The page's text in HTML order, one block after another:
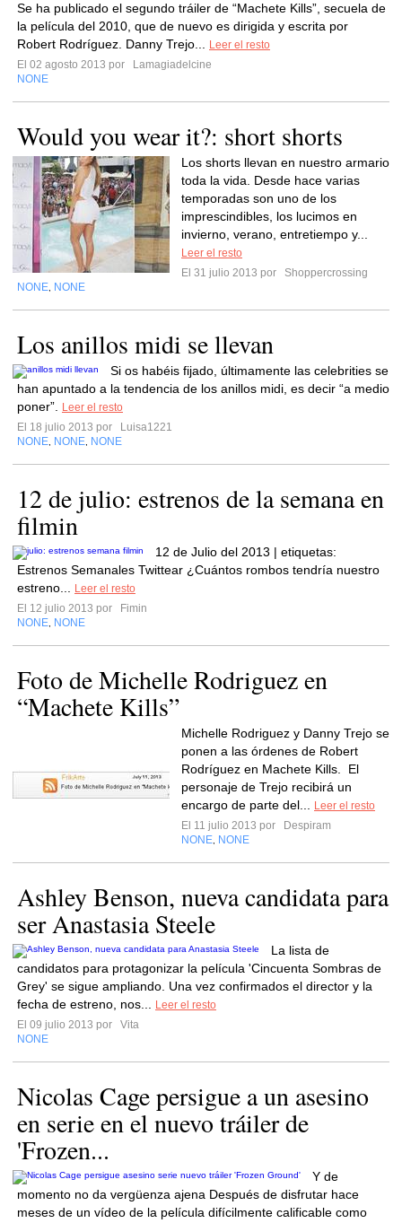
Se ha publicado el segundo tráiler de “Machete Kills”, secuela de
la película del 2010, que de nuevo es dirigida y escrita por
Robert Rodríguez. Danny Trejo...
Leer el resto
El 02 agosto 2013 por
Lamagiadelcine
NONE
Would you wear it?: short shorts
Los shorts llevan en nuestro armario
toda la vida. Desde hace varias
temporadas son uno de los
imprescindibles, los lucimos en
invierno, verano, entretiempo y...
Leer el resto
El 31 julio 2013 por
Shoppercrossing
NONE NONE
Los anillos midi se llevan
Si os habéis fijado, últimamente las celebrities se
han apuntado a la tendencia de los anillos midi, es decir “a medio
poner”.
Leer el resto
El 18 julio 2013 por
Luisa1221
NONE NONE NONE
12 de julio: estrenos de la semana en
filmin
12 de Julio del 2013 | etiquetas:
Estrenos Semanales Twittear ¿Cuántos rombos tendría nuestro
estreno...
Leer el resto
El 12 julio 2013 por
Fimin
NONE NONE
Foto de Michelle Rodriguez en
“Machete Kills”
Michelle Rodriguez y Danny Trejo se
ponen a las órdenes de Robert
Rodríguez en Machete Kills. El
personaje de Trejo recibirá un
encargo de parte del...
Leer el resto
El 11 julio 2013 por
Despiram
NONE NONE
Ashley Benson, nueva candidata para
ser Anastasia Steele
La lista de
candidatos para protagonizar la película 'Cincuenta Sombras de
Grey' se sigue ampliando. Una vez confirmados el director y la
fecha de estreno, nos...
Leer el resto
El 09 julio 2013 por
Vita
NONE
Nicolas Cage persigue a un asesino
en serie en el nuevo tráiler de
'Frozen...
Y de
momento no da vergüenza ajena Después de disfrutar hace
meses de un vídeo de la película difícilmente calificable como